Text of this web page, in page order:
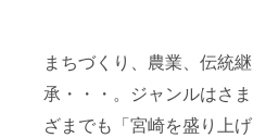
まちづくり、農業、伝統継
承・・・。ジャンルはさま
ざまでも「宮崎を盛り上げ